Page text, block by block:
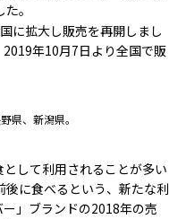
。
に拡大し販売を再開しまし
年10月7日より全国で販
県、新潟県。
して利用されることが多い
に食べるという、新たな利
」ブランドの2018年の売